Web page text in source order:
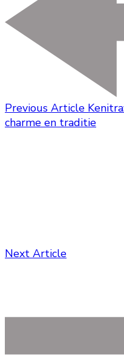
Previous Article
charme en traditie
Next Article